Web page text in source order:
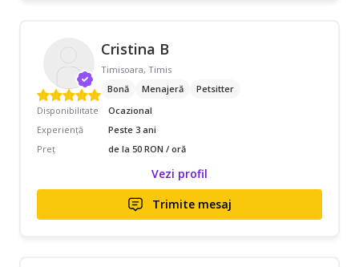
Cristina B
Timisoara, Timis
Bonă
Menajeră
Petsitter
Disponibilitate
Ocazional
Experiență
Peste 3 ani
Preț
de la 50 RON / oră
Vezi profil
Trimite mesaj